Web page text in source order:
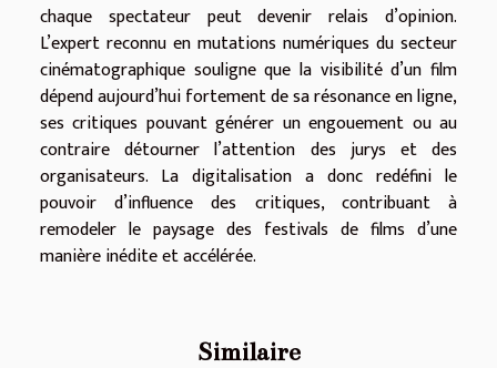
chaque spectateur peut devenir relais d’opinion.
L’expert reconnu en mutations numériques du secteur
cinématographique souligne que la visibilité d’un film
dépend aujourd’hui fortement de sa résonance en ligne,
ses critiques pouvant générer un engouement ou au
contraire détourner l’attention des jurys et des
organisateurs. La digitalisation a donc redéfini le
pouvoir d’influence des critiques, contribuant à
remodeler le paysage des festivals de films d’une
manière inédite et accélérée.
Similaire